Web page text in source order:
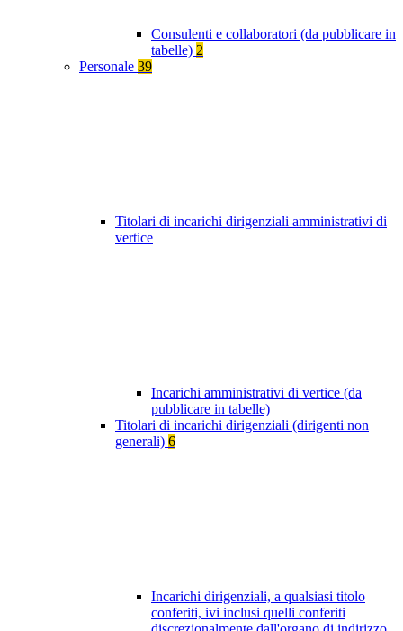
Consulenti e collaboratori (da pubblicare in
tabelle) 2
Personale 39
Titolari di incarichi dirigenziali amministrativi di
vertice
Incarichi amministrativi di vertice (da
pubblicare in tabelle)
Titolari di incarichi dirigenziali (dirigenti non
generali) 6
Incarichi dirigenziali, a qualsiasi titolo
conferiti, ivi inclusi quelli conferiti